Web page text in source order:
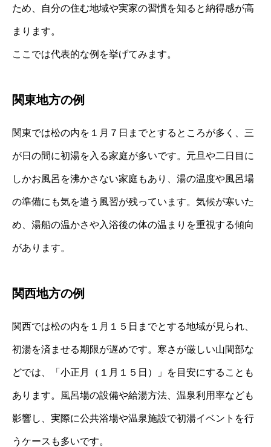
ため、自分の住む地域や実家の習慣を知ると納得感が高
まります。
ここでは代表的な例を挙げてみます。
関東地方の例
関東では松の内を１月７日までとするところが多く、三
が日の間に初湯を入る家庭が多いです。元旦や二日目に
しかお風呂を沸かさない家庭もあり、湯の温度や風呂場
の準備にも気を遣う風習が残っています。気候が寒いた
め、湯船の温かさや入浴後の体の温まりを重視する傾向
があります。
関西地方の例
関西では松の内を１月１５日までとする地域が見られ、
初湯を済ませる期限が遅めです。寒さが厳しい山間部な
どでは、「小正月（１月１５日）」を目安にすることも
あります。風呂場の設備や給湯方法、温泉利用率なども
影響し、実際に公共浴場や温泉施設で初湯イベントを行
うケースも多いです。